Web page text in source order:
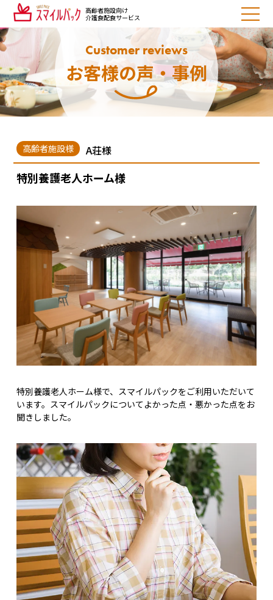
高齢者施設向け
介護食配食サービス
Customer reviews
お客様の声・事例
高齢者施設様 A荘様
特別養護老人ホーム様
特別養護老人ホーム様で、スマイルパックをご利用いただいて
います。スマイルパックについてよかった点・悪かった点をお
聞きしました。